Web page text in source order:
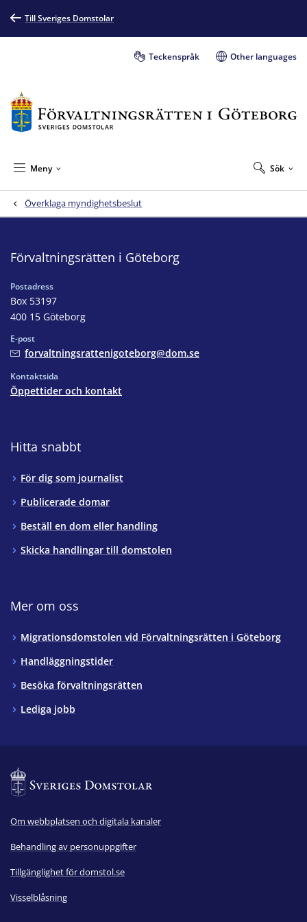
Till Sveriges Domstolar
Teckenspråk Other languages
Sök
Meny
Överklaga myndighetsbeslut
Förvaltningsrätten i Göteborg
Postadress
Box 53197
400 15 Göteborg
E-post
forvaltningsrattenigoteborg@dom.se
Kontaktsida
Öppettider och kontakt
Hitta snabbt
För dig som journalist
Publicerade domar
Beställ en dom eller handling
Skicka handlingar till domstolen
Mer om oss
Migrationsdomstolen vid Förvaltningsrätten i Göteborg
Handläggningstider
Besöka förvaltningsrätten
Lediga jobb
Om webbplatsen och digitala kanaler
Behandling av personuppgifter
Tillgänglighet för domstol.se
Visselblåsning